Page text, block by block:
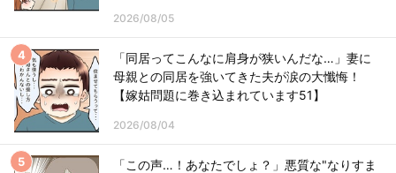
2026/08/05
「同居ってこんなに肩身が狭いんだな…」妻に
母親との同居を強いてきた夫が涙の大懺悔！
【嫁姑問題に巻き込まれています51】
2026/08/04
「この声…！あなたでしょ？」悪質な"なりすま